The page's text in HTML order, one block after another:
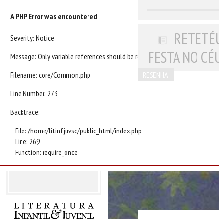
A PHP Error was encountered
Severity: Notice
Message: Only variable references should be returned by reference
Filename: core/Common.php
Line Number: 273
Backtrace:
File: /home/litinfjuvsc/public_html/index.php
Line: 269
Function: require_once
FESTA NO
RESENHA